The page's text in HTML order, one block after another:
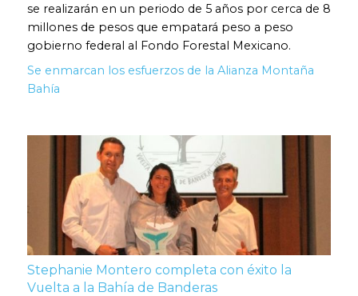
se realizarán en un periodo de 5 años por cerca de 8
millones de pesos que empatará peso a peso
gobierno federal al Fondo Forestal Mexicano.
Se enmarcan los esfuerzos de la Alianza Montaña
Bahía
Stephanie Montero completa con éxito la
Vuelta a la Bahía de Banderas